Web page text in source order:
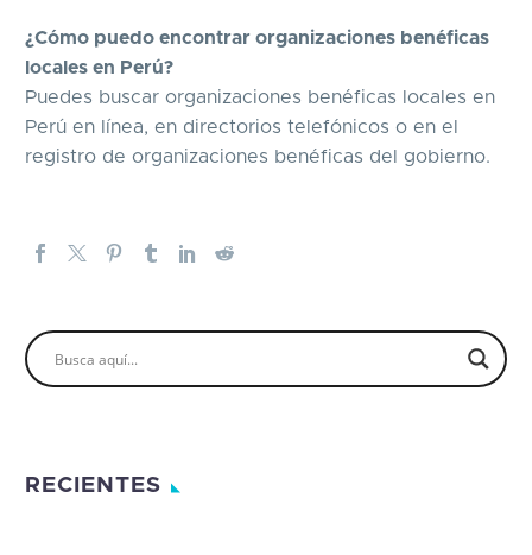
¿Cómo puedo encontrar organizaciones benéficas
locales en Perú?
Puedes buscar organizaciones benéficas locales en
Perú en línea, en directorios telefónicos o en el
registro de organizaciones benéficas del gobierno.
RECIENTES